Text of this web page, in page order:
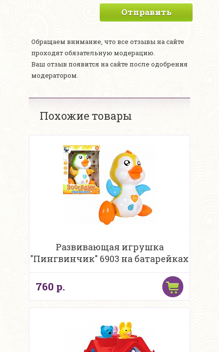
Отправить
Обращаем внимание, что все отзывы на сайте
проходят обязательную модерацию.
Ваш отзыв появится на сайте после одобрения
модератором.
Похожие товары
Развивающая игрушка
"Пингвинчик" 6903 на батарейках
760 р.